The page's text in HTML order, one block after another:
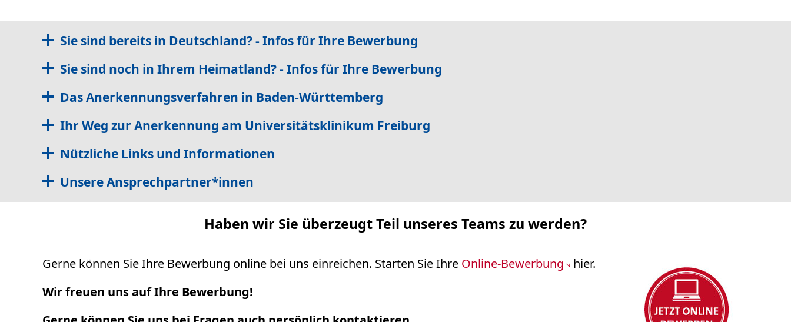
Sie sind bereits in Deutschland? - Infos für Ihre Bewerbung
Sie sind noch in Ihrem Heimatland? - Infos für Ihre Bewerbung
Das Anerkennungsverfahren in Baden-Württemberg
Ihr Weg zur Anerkennung am Universitätsklinikum Freiburg
Nützliche Links und Informationen
Unsere Ansprechpartner*innen
Haben wir Sie überzeugt Teil unseres Teams zu werden?
Gerne können Sie Ihre Bewerbung online bei uns einreichen. Starten Sie Ihre Online-Bewerbung
hier.
Wir freuen uns auf Ihre Bewerbung!